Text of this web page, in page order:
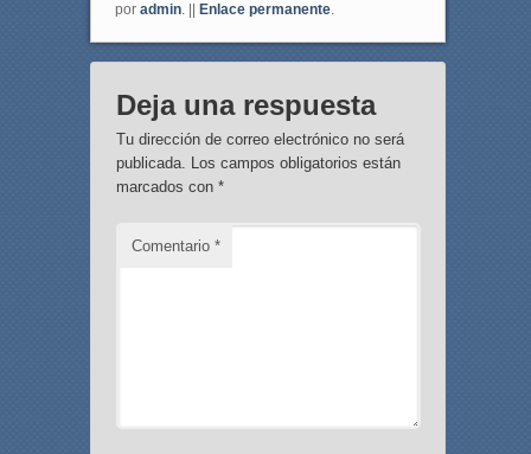
por admin. || Enlace permanente.
Deja una respuesta
Tu dirección de correo electrónico no será
publicada. Los campos obligatorios están
marcados con *
Comentario *